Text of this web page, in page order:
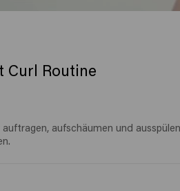
Curl Routine
aufschäumen und